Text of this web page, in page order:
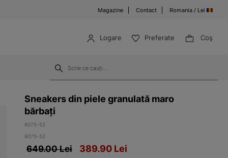
Magazine Contact Romania / Lei
Logare Preferate Coş
Sneakers din piele granulată maro
bărbați
8075-52
8075-52
649.00 Lei 389.90 Lei